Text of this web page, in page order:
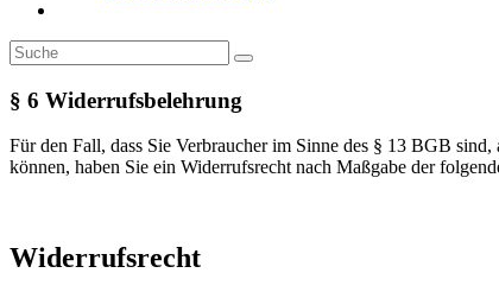
search
§ 6 Widerrufsbelehrung
Für den Fall, dass Sie Verbraucher im Sinne des § 13 BGB
können, haben Sie ein Widerrufsrecht nach Maßgabe der
Widerrufsrecht